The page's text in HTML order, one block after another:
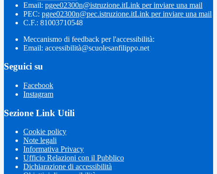
Email: pgee02300n@istruzione.itLink per inviare una mail
PEC: pgee02300n@pec.istruzione.itLink per inviare una mail
C.F.: 81003710548
Meccanismo di feedback per l'accessibilità:
Email: accessibilità@scuolesanfilippo.net
Seguici su
Facebook
Instagram
Sezione Link Utili
Cookie policy
Note legali
Informativa Privacy
Ufficio Relazioni con il Pubblico
Dichiarazione di accessibilità